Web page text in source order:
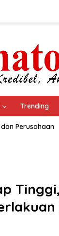
Trending
Perusahaan